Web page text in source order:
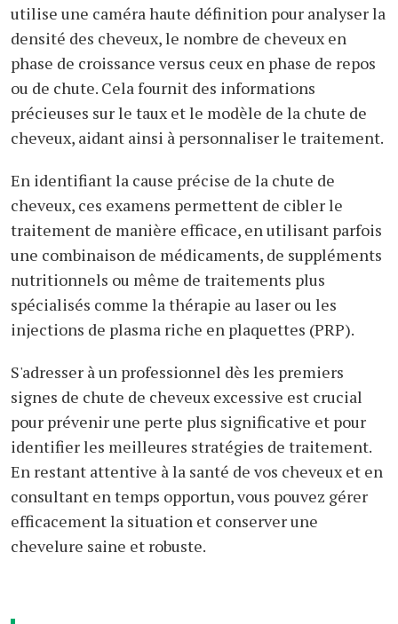
utilise une caméra haute définition pour analyser la
densité des cheveux, le nombre de cheveux en
phase de croissance versus ceux en phase de repos
ou de chute. Cela fournit des informations
précieuses sur le taux et le modèle de la chute de
cheveux, aidant ainsi à personnaliser le traitement.
En identifiant la cause précise de la chute de
cheveux, ces examens permettent de cibler le
traitement de manière efficace, en utilisant parfois
une combinaison de médicaments, de suppléments
nutritionnels ou même de traitements plus
spécialisés comme la thérapie au laser ou les
injections de plasma riche en plaquettes (PRP).
S'adresser à un professionnel dès les premiers
signes de chute de cheveux excessive est crucial
pour prévenir une perte plus significative et pour
identifier les meilleures stratégies de traitement.
En restant attentive à la santé de vos cheveux et en
consultant en temps opportun, vous pouvez gérer
efficacement la situation et conserver une
chevelure saine et robuste.